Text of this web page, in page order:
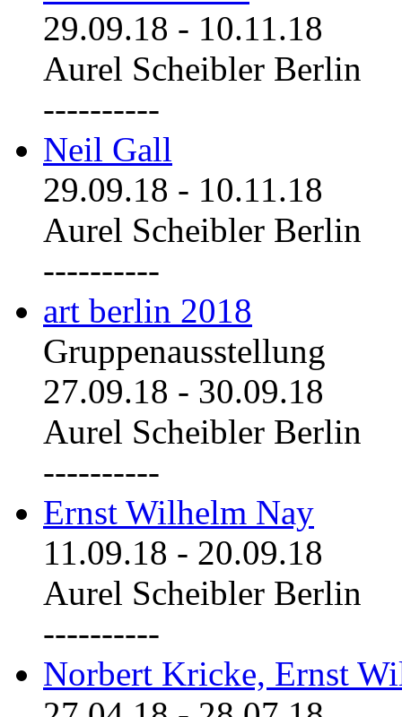
29.09.18 - 10.11.18
Aurel Scheibler Berlin
----------
Neil Gall
29.09.18 - 10.11.18
Aurel Scheibler Berlin
----------
art berlin 2018
Gruppenausstellung
27.09.18 - 30.09.18
Aurel Scheibler Berlin
----------
Ernst Wilhelm Nay
11.09.18 - 20.09.18
Aurel Scheibler Berlin
----------
Norbert Kricke, Ernst